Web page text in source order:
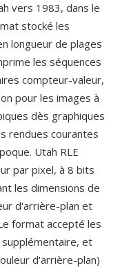
vers 1983, dans le
stocké les
longueur de plages
les séquences
compteur-valeur,
pour les images à
dès graphiques
rendues courantes
Utah RLE
par pixel, à 8 bits
les dimensions de
d'arrière-plan et
format accepté les
supplémentaire, et
d'arrière-plan)